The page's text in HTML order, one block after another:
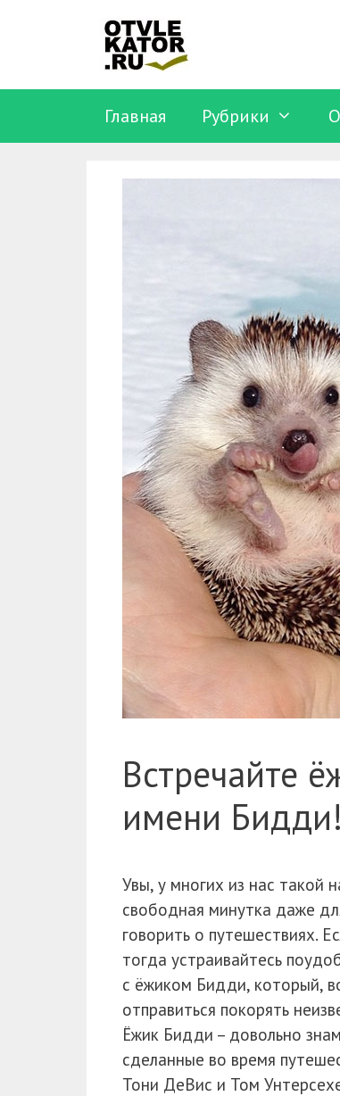
Главная Рубрики
Встречайте
имени Бидди!
Увы, у многих из нас такой
свободная минутка даже
говорить о путешествиях.
тогда устраивайтесь
с ёжиком Бидди, который,
отправиться покорять
Ёжик Бидди – довольно
сделанные во время
Тони ДеВис и Том